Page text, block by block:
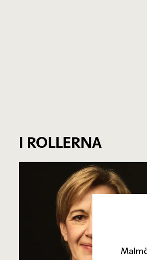
I ROLLERNA